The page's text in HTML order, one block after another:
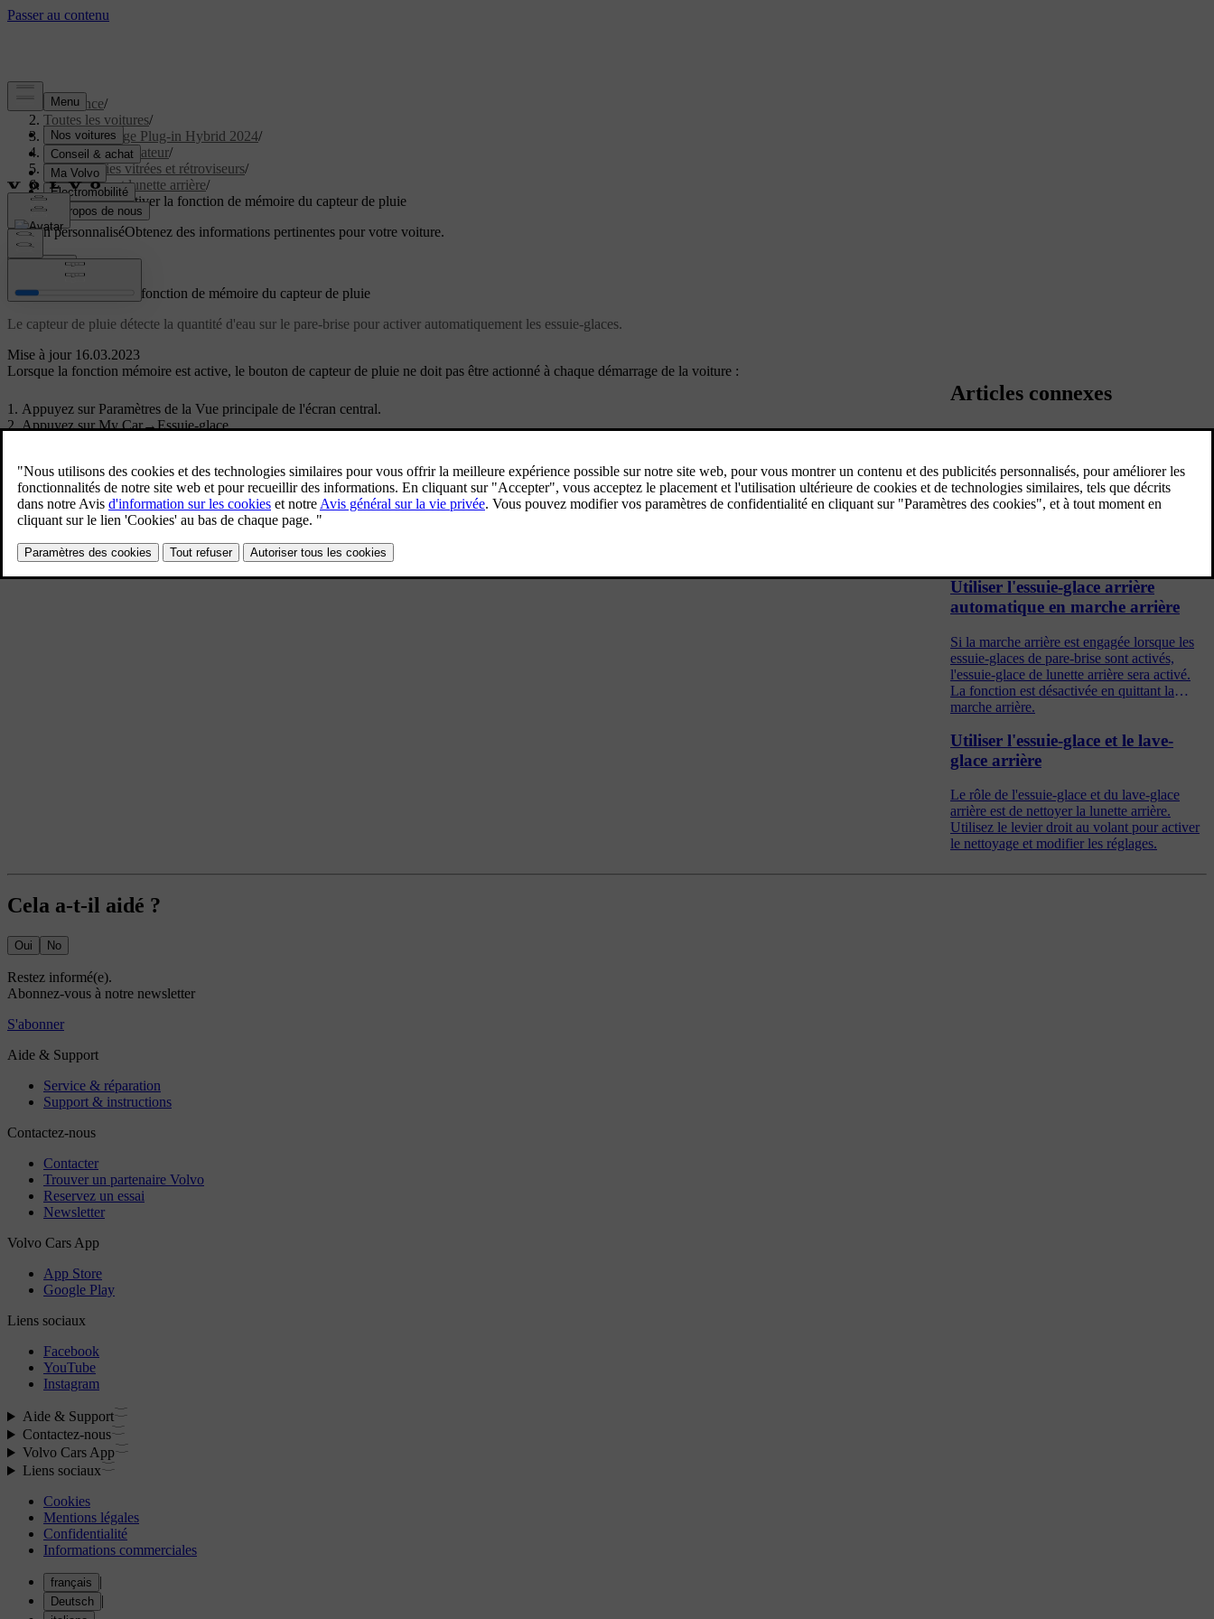
Assistance/
Toutes les voitures/
XC40 Recharge Plug-in Hybrid 2024/
Manuel de l'utilisateur/
Vitres, parties vitrées et rétroviseurs/
Pare-brise et lunette arrière/
Activer et désactiver la fonction de mémoire du capteur de pluie
Soutien personnaliséObtenez des informations pertinentes pour votre voiture.
Connexion
Mise à jour 16.03.2023
Activer et désactiver la fonction de mémoire du capteur de pluie
Le capteur de pluie détecte la quantité d'eau sur le pare-brise pour activer automatiquement les essuie-glaces.
Lorsque la fonction mémoire est active, le bouton de capteur de pluie ne doit pas être actionné à chaque démarrage de la voiture :
Appuyez sur Paramètres de la Vue principale de l'écran central.
Appuyez surMy Car→Essuie-glace.
Articles connexes
glace
Les essuie-glaces et le liquide lave-glace
Utiliser l'essuie-glace arrière
automatique en marche arrière
Si la marche arrière est engagée lorsque les
essuie-glaces de pare-brise sont activés,
l'essuie-glace de lunette arrière sera activé.
La fonction est désactivée en quittant la
marche arrière.
Utiliser l'essuie-glace et le lave-
glace arrière
Le rôle de l'essuie-glace et du lave-glace
arrière est de nettoyer la lunette arrière.
Utilisez le levier droit au volant pour activer
le nettoyage et modifier les réglages.
Cela a-t-il aidé ?
Oui No